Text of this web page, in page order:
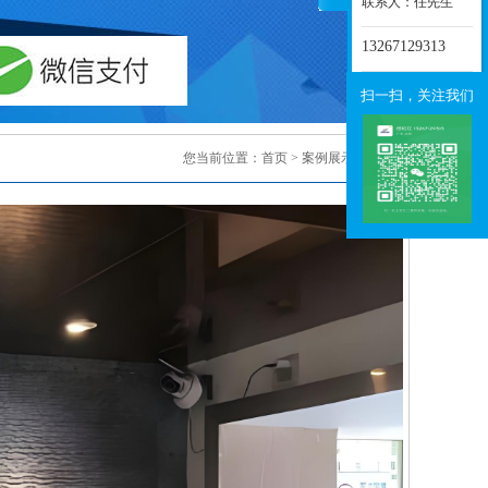
您当前位置： 首页 > 案例展示 > 正文
13267129313
扫一扫，关注我们